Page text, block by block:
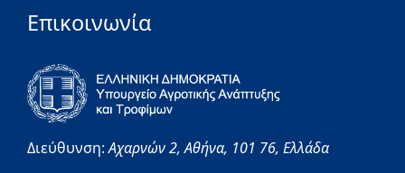
Επικοινωνία
Διεύθυνση:Αχαρνών 2,Αθήνα, 101 76, Ελλάδα